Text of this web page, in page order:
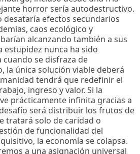
horror sería autodestructivo.
desataría efectos secundarios
caos ecológico y
alcanzando también a sus
estupidez nunca ha sido
se disfraza de
la única solución viable deberá
tendrá que redefinir el
ingreso y valor. Si la
prácticamente infinita gracias a
será distribuir los frutos de
tratará solo de caridad o
de funcionalidad del
la economía se colapsa.
a una asignación universal